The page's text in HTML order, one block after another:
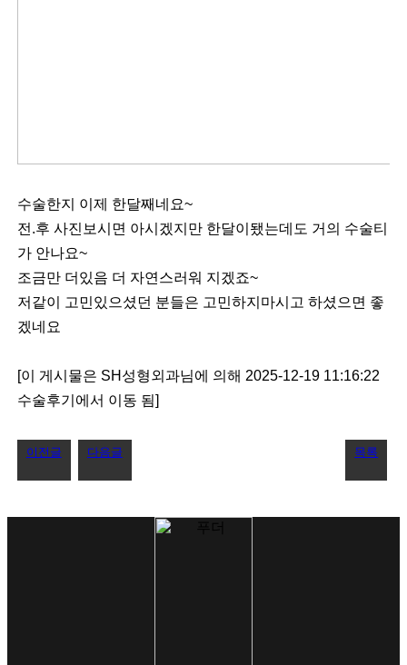
수술한지 이제 한달째네요~
전.후 사진보시면 아시겠지만 한달이됐는데도 거의 수술티
가 안나요~
조금만 더있음 더 자연스러워 지겠죠~
저같이 고민있으셨던 분들은 고민하지마시고 하셨으면 좋
겠네요
[이 게시물은 SH성형외과님에 의해 2025-12-19 11:16:22
수술후기에서 이동 됨]
이전글 다음글 목록